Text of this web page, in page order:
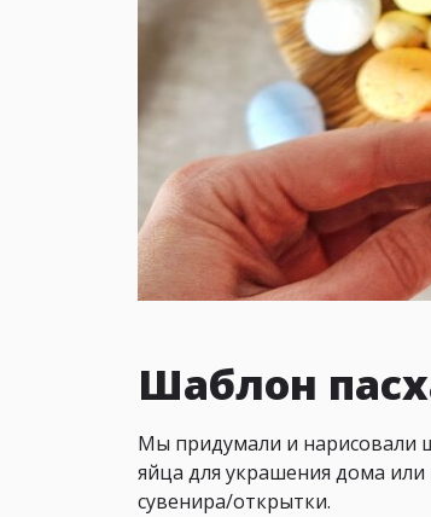
Шаблон
Мы придумали и нарисовали
яйца для украшения дома или
сувенира/открытки.